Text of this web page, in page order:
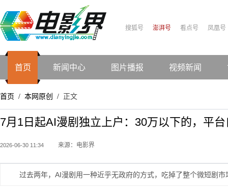
搜狐号 澎湃号 看点号 凤凰号
首页 新闻中心 图片播报 视频新闻
首页 / 本网原创 / 正文
7月1日起AI漫剧独立上户：30万以下的，平
2026-06-30 11:34 来源：电影界
过去两年，AI漫剧用一种近乎无政府的方式，吃掉了整个微短剧